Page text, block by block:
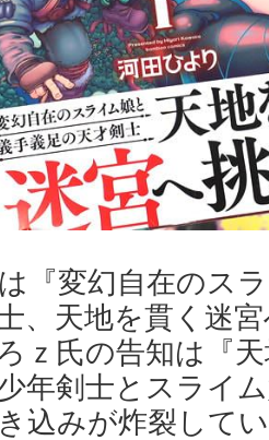
『変幻自在のス
、天地を貫く迷
ｚ氏の告知は『
年剣士とスライ
込みが炸裂して